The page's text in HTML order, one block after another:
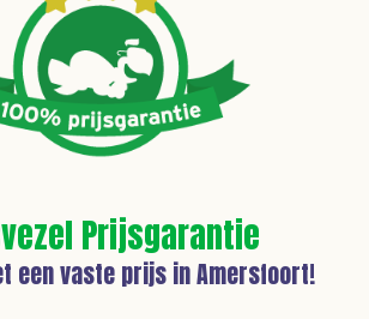
Prijsgarantie
een vaste prijs in Amersfoort!